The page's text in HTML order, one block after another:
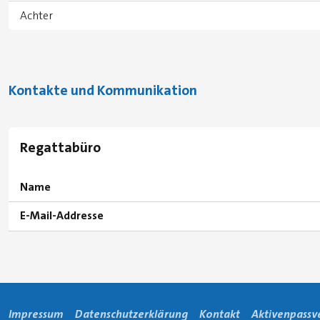
Achter
Kontakte und Kommunikation
Regattabüro
Name
E-Mail-Addresse
Impressum Datenschutzerklärung Kontakt